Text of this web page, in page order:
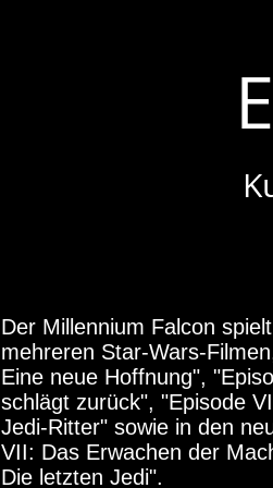
Der Millennium Falcon
mehreren Star-Wars-
Eine neue Hoffnung",
schlägt zurück", "Episode
Jedi-Ritter" sowie in den
VII: Das Erwachen der
Die letzten Jedi".